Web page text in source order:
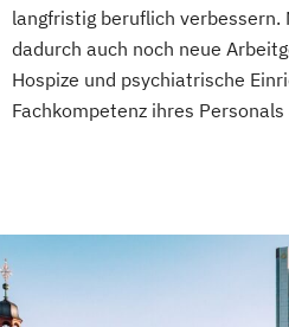
langfristig beruflich
dadurch auch noch neue
Hospize und psychiatrische
Fachkompetenz ihres